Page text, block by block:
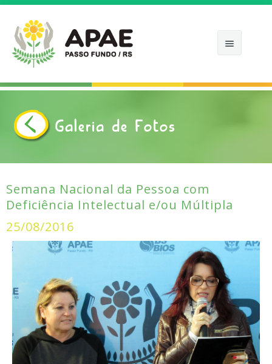
APAE
APOIE
NOTÍCIAS
FOTOS
CONTATO
Galeria de Fotos
Semana Nacional da Pessoa com
Deficiência Intelectual e/ou Múltipla
25/08/2016